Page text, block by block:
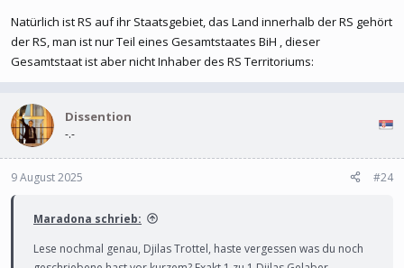
Liebe Grüße,
Martin
Natürlich ist RS auf ihr Staatsgebiet, das Land innerhalb der RS gehört
der RS, man ist nur Teil eines Gesamtstaates BiH , dieser
Gesamtstaat ist aber nicht Inhaber des RS Territoriums:
Dissention
-.-
9 August 2025 #24
Maradona schrieb:
Lese nochmal genau, Djilas Trottel, haste vergessen was du noch